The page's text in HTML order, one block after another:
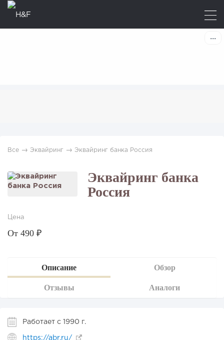
Все → Эквайринг → Эквайринг банка Россия
Эквайринг банка
Россия
Цена
‎От 490 ₽
Описание Обзор
Отзывы Аналоги
Работает с 1990 г.
https://abr.ru/